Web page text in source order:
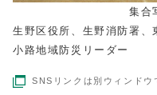
集合写
生野区役所、生野消防署、
小路地域防災リーダー
SNSリンクは別ウィンドウ